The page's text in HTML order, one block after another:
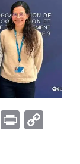
Gmail
Print